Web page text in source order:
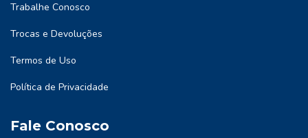
Trabalhe Conosco
Trocas e Devoluções
Termos de Uso
Política de Privacidade
Fale Conosco